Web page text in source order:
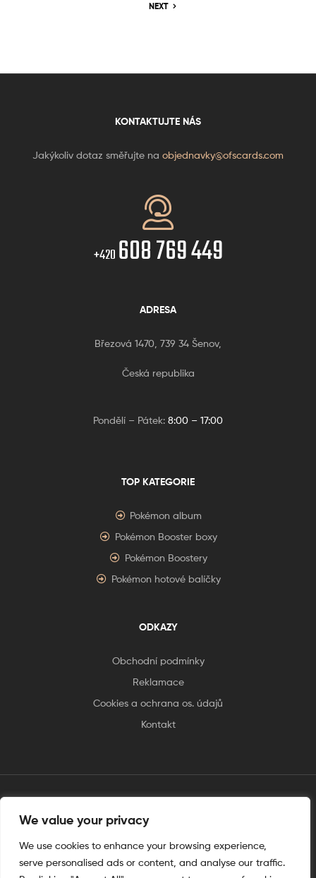
We value your privacy
We use cookies to enhance your browsing experience,
serve personalised ads or content, and analyse our traffic.
NEXT
KONTAKTUJTE NÁS
Jakýkoliv dotaz směřujte na objednavky@ofscards.com
+420 608 769 449
ADRESA
Březová 1470, 739 34 Šenov,
Česká republika
Pondělí – Pátek: 8:00 – 17:00
TOP KATEGORIE
Pokémon album
Pokémon Booster boxy
Pokémon Boostery
Pokémon hotové balíčky
ODKAZY
Obchodní podmínky
Reklamace
Cookies a ochrana os. údajů
Kontakt
tento web je vytvořen úplnějinak